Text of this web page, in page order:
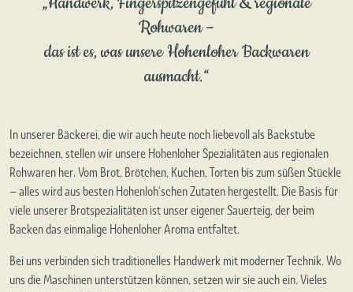
Rohwaren –
das ist es, was unsere Hohenloher Backwaren
ausmacht.“
In unserer Bäckerei, die wir auch heute noch liebevoll als Backstube
bezeichnen, stellen wir unsere Hohenloher Spezialitäten aus regionalen
Rohwaren her. Vom Brot, Brötchen, Kuchen, Torten bis zum süßen Stückle
– alles wird aus besten Hohenloh‘schen Zutaten hergestellt. Die Basis für
viele unserer Brotspezialitäten ist unser eigener Sauerteig, der beim
Backen das einmalige Hohenloher Aroma entfaltet.
Bei uns verbinden sich traditionelles Handwerk mit moderner Technik. Wo
uns die Maschinen unterstützen können, setzen wir sie auch ein. Vieles